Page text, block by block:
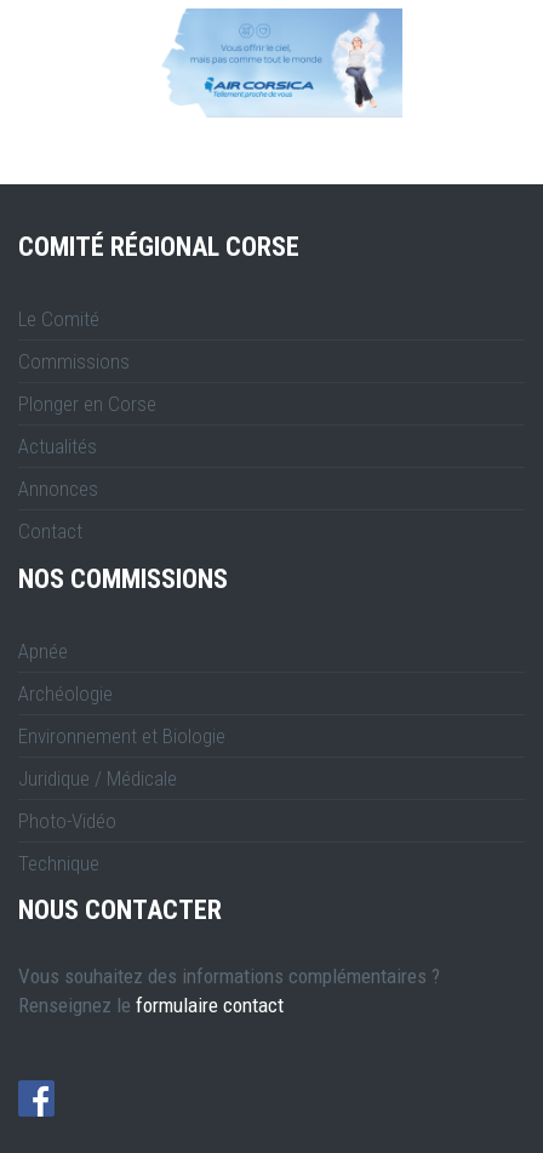
COMITÉ RÉGIONAL CORSE
Le Comité
Commissions
Plonger en Corse
Actualités
Annonces
Contact
NOS COMMISSIONS
Apnée
Archéologie
Environnement et Biologie
Juridique / Médicale
Photo-Vidéo
Technique
NOUS CONTACTER
Vous souhaitez des informations complémentaires ?
Renseignez le formulaire contact